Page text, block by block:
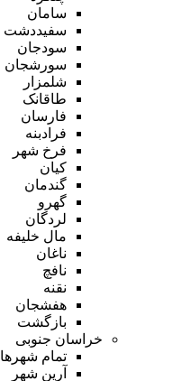
سامان
سفیددشت
سودجان
سورشجان
شلمزار
طاقانک
فارسان
فرادبنه
فرخ شهر
کیان
گندمان
گهرو
لردگان
مال خلیفه
ناغان
نافچ
نقنه
هفشجان
بازگشت
خراسان جنوبی
تمام شهر‌ها
آرین شهر